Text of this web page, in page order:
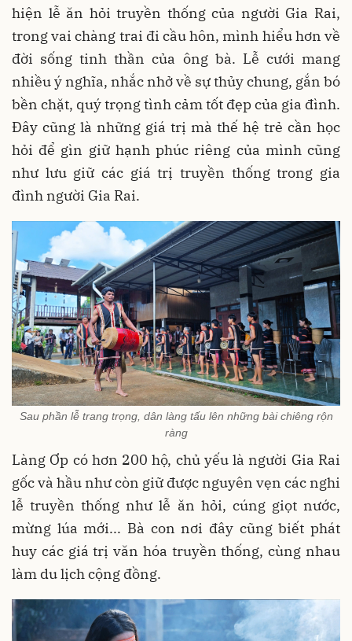
hiện lễ ăn hỏi truyền thống của người Gia Rai,
trong vai chàng trai đi cầu hôn, mình hiểu hơn về
đời sống tinh thần của ông bà. Lễ cưới mang
nhiều ý nghĩa, nhắc nhở về sự thủy chung, gắn bó
bền chặt, quý trọng tình cảm tốt đẹp của gia đình.
Đây cũng là những giá trị mà thế hệ trẻ cần học
hỏi để gìn giữ hạnh phúc riêng của mình cũng
như lưu giữ các giá trị truyền thống trong gia
đình người Gia Rai.
Sau phần lễ trang trọng, dân làng tấu lên những bài chiêng rộn
ràng
Làng Ơp có hơn 200 hộ, chủ yếu là người Gia Rai
gốc và hầu như còn giữ được nguyên vẹn các nghi
lễ truyền thống như lễ ăn hỏi, cúng giọt nước,
mừng lúa mới... Bà con nơi đây cũng biết phát
huy các giá trị văn hóa truyền thống, cùng nhau
làm du lịch cộng đồng.